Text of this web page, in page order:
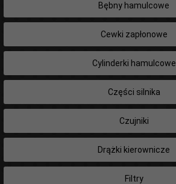
Bębny hamulcowe
Cewki zapłonowe
Cylinderki hamulcowe
Części silnika
Czujniki
Drążki kierownicze
Filtry